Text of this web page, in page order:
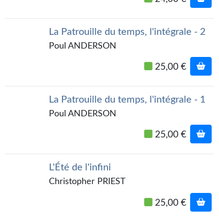
La Patrouille du temps, l'intégrale - 2
Poul ANDERSON
25,00 €
La Patrouille du temps, l'intégrale - 1
Poul ANDERSON
25,00 €
L'Été de l'infini
Christopher PRIEST
25,00 €